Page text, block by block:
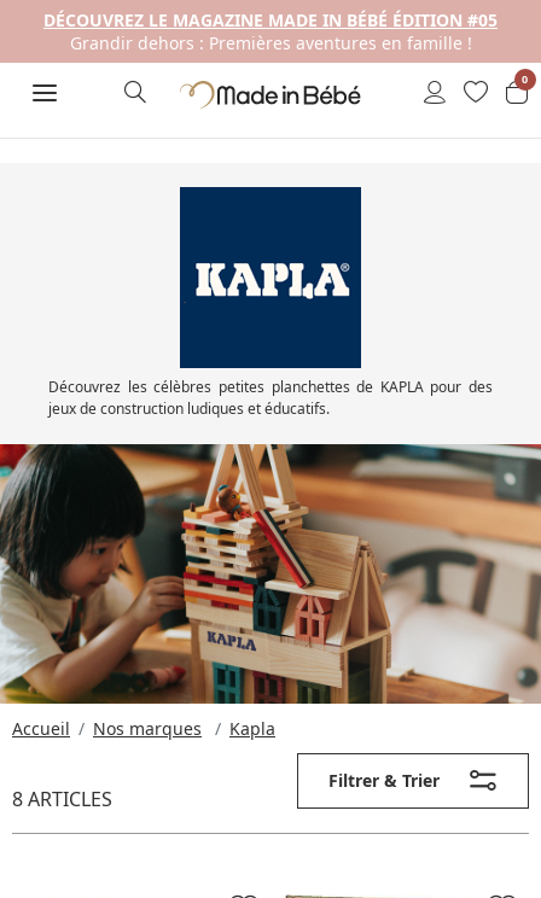
DÉCOUVREZ LE MAGAZINE MADE IN BÉBÉ ÉDITION #05
Grandir dehors : Premières aventures en famille !
0
Découvrez les célèbres petites planchettes de KAPLA pour des
jeux de construction ludiques et éducatifs.
Accueil Nos marques Kapla
8 ARTICLES
Filtrer & Trier